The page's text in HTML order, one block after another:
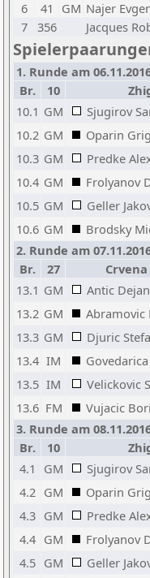
6
41 GM Najer
7 356 Jacques
1. Runde am
Br.
10
10.1 GM Sjugirov
10.2 GM Oparin
10.3 GM Predke
10.4 GM Frolyanov
10.5 GM Geller
10.6 GM Brodsky
2. Runde am
Br.
27 Crvena
13.1 GM Antic Dejan
13.2 GM Abramovic
13.3 GM Djuric
13.4 IM
13.5 IM Velickovic
13.6 FM Vujacic
3. Runde am
Br.
10
4.1
GM Sjugirov
4.2 GM Oparin
4.3 GM Predke
4.4 GM Frolyanov
4.5 GM Geller